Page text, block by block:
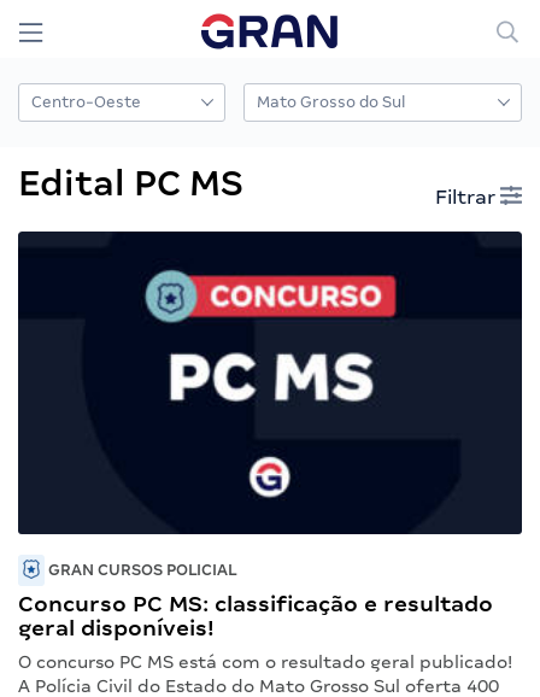
Edital PC MS Filtrar
GRAN CURSOS POLICIAL
Concurso PC MS: classificação e resultado
geral disponíveis!
O concurso PC MS está com o resultado geral publicado!
A Polícia Civil do Estado do Mato Grosso Sul oferta 400